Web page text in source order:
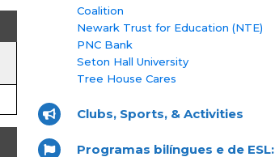
Coalition
Newark Trust for Education (NTE)
PNC Bank
Seton Hall University
Tree House Cares
Clubs, Sports, & Activities
Programas bilíngues e de ESL: